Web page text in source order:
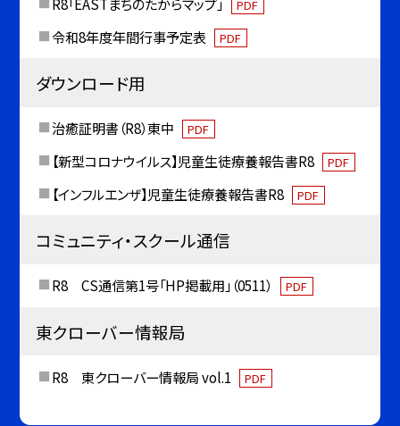
PDF
令和8年度年間行事予定表 PDF
ダウンロード用
治癒証明書（R8）東中 PDF
【新型コロナウイルス】児童生徒療養報告書R8 PDF
【インフルエンザ】児童生徒療養報告書R8 PDF
コミュニティ・スクール通信
R8 CS通信第1号「HP掲載用」（0511） PDF
東クローバー情報局
R8 東クローバー情報局 vol.1 PDF